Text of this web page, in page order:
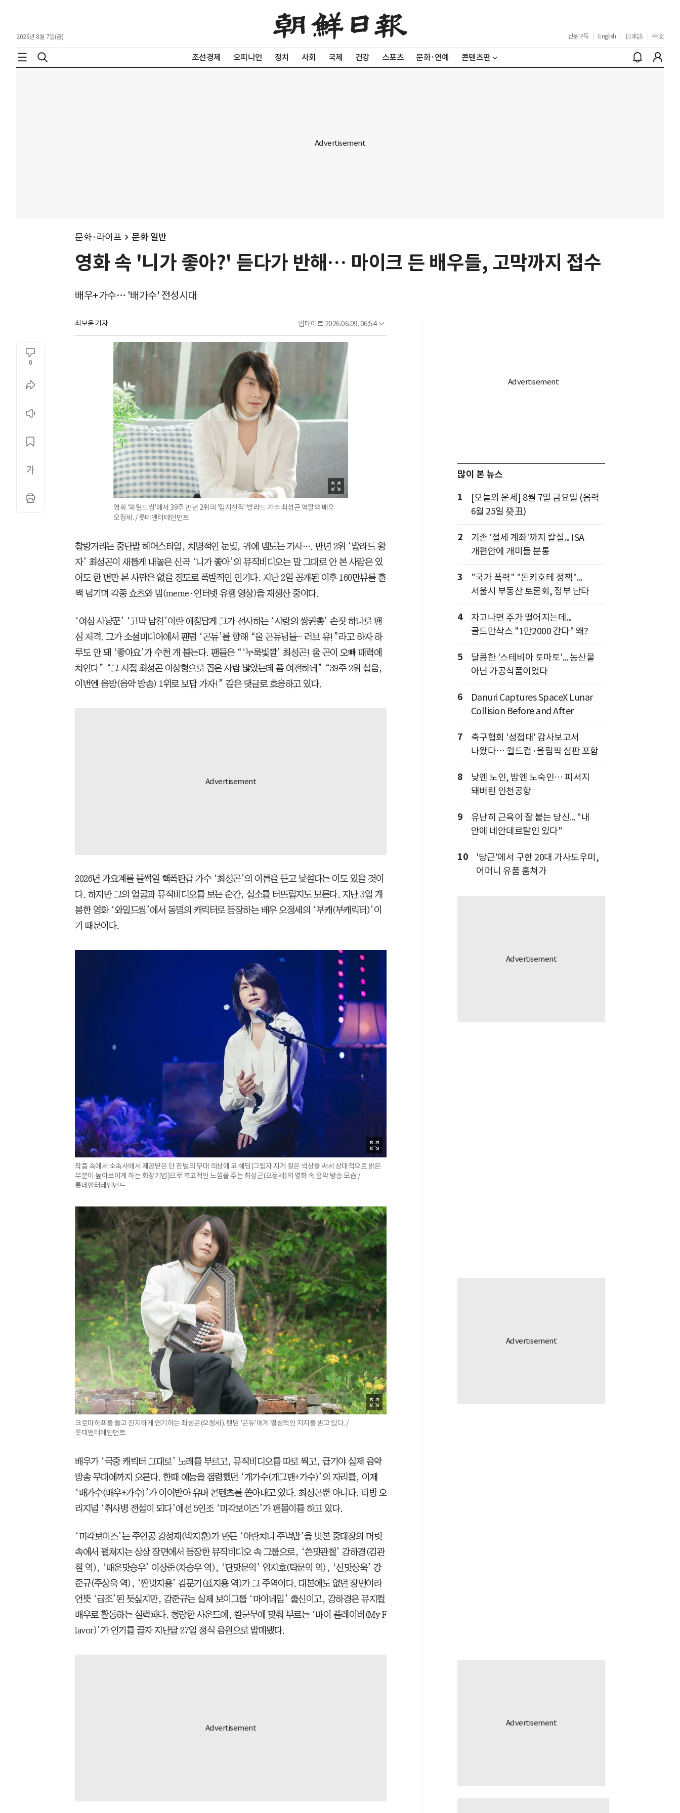
2026년 8월 7일(금) 신문구독 English 日本語 中文
조선경제 오피니언 정치 사회 국제 건강 스포츠 문화·연예 콘텐츠판
문화·라이프 문화 일반
영화 속 '니가 좋아?' 듣다가 반해… 마이크 든 배우들, 고막까지 접수
배우+가수… '배가수' 전성시대
최보윤 기자 업데이트 2026.06.09. 06:54
0
영화 '와일드씽'에서 39주 만년 2위의 '입지전적' 발라드 가수 최성곤 역할의 배우
오정세. / 롯데엔터테인먼트
찰랑거리는 중단발 헤어스타일, 치명적인 눈빛, 귀에 맴도는 가사…. 만년 2위 ‘발라드 왕
자’ 최성곤이 새롭게 내놓은 신곡 ‘니가 좋아’의 뮤직비디오는 말 그대로 안 본 사람은 있
어도 한 번만 본 사람은 없을 정도로 폭발적인 인기다. 지난 2일 공개된 이후 160만뷰를 훌
쩍 넘기며 각종 쇼츠와 밈(meme·인터넷 유행 영상)을 재생산 중이다.
‘여심 사냥꾼’ ‘고막 남친’이란 애칭답게 그가 선사하는 ‘사랑의 쌍권총’ 손짓 하나로 팬
심 저격. 그가 소셜미디어에서 팬덤 ‘곤듀’를 향해 “울 곤듀님들~ 러브 유!”라고 하자 하
루도 안 돼 ‘좋아요’가 수천 개 붙는다. 팬들은 “‘누룩빛깔’ 최성곤! 울 곤이 오빠 매력에
치인다” “그 시절 최성곤 이상형으로 꼽은 사람 많았는데 폼 여전하네” “39주 2위 설움,
이번엔 음방(음악 방송) 1위로 보답 가자!” 같은 댓글로 호응하고 있다.
2026년 가요계를 들썩일 핵폭탄급 가수 ‘최성곤’의 이름을 듣고 낯설다는 이도 있을 것이
다. 하지만 그의 얼굴과 뮤직비디오를 보는 순간, 실소를 터뜨릴지도 모른다. 지난 3일 개
봉한 영화 ‘와일드씽’에서 동명의 캐릭터로 등장하는 배우 오정세의 ‘부캐(부캐릭터)’이
기 때문이다.
작품 속에서 소속사에서 제공받은 단 한벌의 무대 의상에 코 쉐딩(그림자 지게 짙은 색상을 써서 상대적으로 밝은
부분이 높아보이게 하는 화장기법)으로 복고적인 느낌을 주는 최성곤(오정세)의 영화 속 음악 방송 모습 /
롯데엔터테인먼트
크로마하프를 들고 진지하게 연기하는 최성곤(오정세). 팬덤 '곤듀'에게 열성적인 지지를 받고 있다. /
롯데엔터테인먼트
배우가 ‘극중 캐릭터 그대로’ 노래를 부르고, 뮤직비디오를 따로 찍고, 급기야 실제 음악
방송 무대에까지 오른다. 한때 예능을 점령했던 ‘개가수(개그맨+가수)’의 자리를, 이제
‘배가수(배우+가수)’가 이어받아 유머 콘텐츠를 쏟아내고 있다. 최성곤뿐 아니다. 티빙 오
리지널 ‘취사병 전설이 되다’에선 5인조 ‘미각보이즈’가 팬몰이를 하고 있다.
‘미각보이즈’는 주인공 강성재(박지훈)가 만든 ‘아란치니 주먹밥’을 맛본 중대장의 머릿
속에서 펼쳐지는 상상 장면에서 등장한 뮤직비디오 속 그룹으로, ‘쓴맛관철’ 강하경(김관
철 역), ‘매운맛승우’ 이상준(차승우 역), ‘단맛문익’ 임지호(탁문익 역), ‘신맛상욱’ 강
준규(주상욱 역), ‘짠맛지용’ 김문기(표지용 역)가 그 주역이다. 대본에도 없던 장면이라
언뜻 ‘급조’된 듯싶지만, 강준규는 실제 보이그룹 ‘마이네임’ 출신이고, 강하경은 뮤지컬
배우로 활동하는 실력파다. 청량한 사운드에, 칼군무에 맞춰 부르는 ‘마이 플레이버(My F
lavor)’가 인기를 끌자 지난달 27일 정식 음원으로 발매됐다.
많이 본 뉴스
1
[오늘의 운세] 8월 7일 금요일 (음력
6월 25일 癸丑)
2
기존 '절세 계좌'까지 칼질... ISA
개편안에 개미들 분통
3
"국가 폭력" "돈키호테 정책"...
서울시 부동산 토론회, 정부 난타
4
자고나면 주가 떨어지는데...
골드만삭스 "1만2000 간다" 왜?
5
달콤한 '스테비아 토마토'... 농산물
아닌 가공식품이었다
6
Danuri Captures SpaceX Lunar
Collision Before and After
7
축구협회 '성접대' 감사보고서
나왔다… 월드컵·올림픽 심판 포함
8
낮엔 노인, 밤엔 노숙인… 피서지
돼버린 인천공항
9
유난히 근육이 잘 붙는 당신... "내
안에 네안데르탈인 있다"
10
'당근'에서 구한 20대 가사도우미,
어머니 유품 훔쳐가